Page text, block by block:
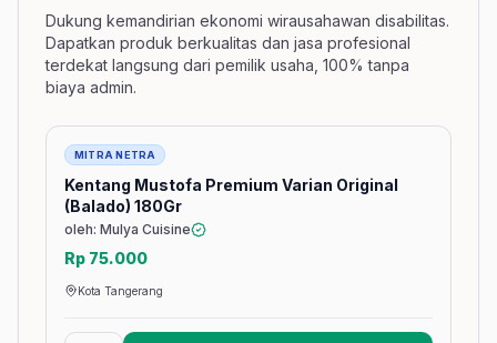
Dukung kemandirian ekonomi wirausahawan disabilitas.
Dapatkan produk berkualitas dan jasa profesional
terdekat langsung dari pemilik usaha, 100% tanpa
biaya admin.
Barang
MITRA NETRA
Kentang Mustofa Premium Varian Original
(Balado) 180Gr
oleh: Mulya Cuisine
Rp 75.000
Kota Tangerang